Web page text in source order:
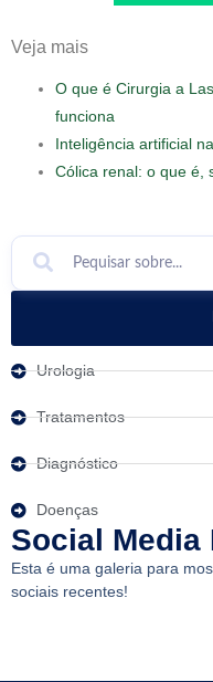
Urologia
Tratamentos
Diagnóstico
Doenças
Social Media
Esta é uma galeria para
sociais recentes!
Veja mais
O que é Cirurgia a
funciona
Inteligência artificial
Cólica renal: o que é,